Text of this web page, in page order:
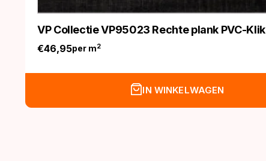
VP Collectie VP95023 Rechte plank PVC-Klik
€46,95per m2
IN WINKELWAGEN